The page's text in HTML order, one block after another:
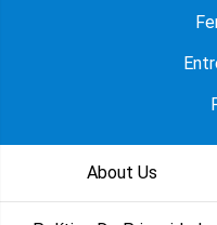
About Us